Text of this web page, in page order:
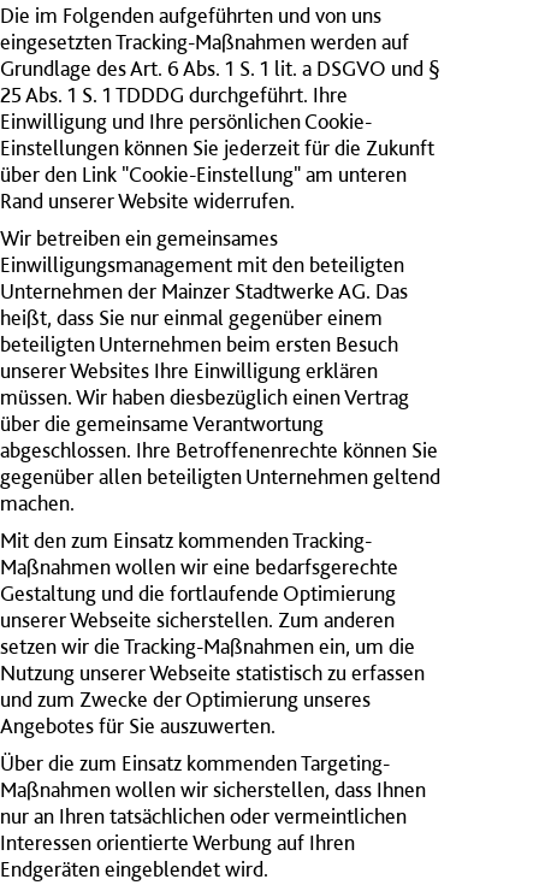
Die im Folgenden aufgeführten und von uns
eingesetzten Tracking-Maßnahmen werden auf
Grundlage des Art. 6 Abs. 1 S. 1 lit. a DSGVO und §
25 Abs. 1 S. 1 TDDDG durchgeführt. Ihre
Einwilligung und Ihre persönlichen Cookie-
Einstellungen können Sie jederzeit für die Zukunft
über den Link "Cookie-Einstellung" am unteren
Rand unserer Website widerrufen.
Wir betreiben ein gemeinsames
Einwilligungsmanagement mit den beteiligten
Unternehmen der Mainzer Stadtwerke AG. Das
heißt, dass Sie nur einmal gegenüber einem
beteiligten Unternehmen beim ersten Besuch
unserer Websites Ihre Einwilligung erklären
müssen. Wir haben diesbezüglich einen Vertrag
über die gemeinsame Verantwortung
abgeschlossen. Ihre Betroffenenrechte können Sie
gegenüber allen beteiligten Unternehmen geltend
machen.
Mit den zum Einsatz kommenden Tracking-
Maßnahmen wollen wir eine bedarfsgerechte
Gestaltung und die fortlaufende Optimierung
unserer Webseite sicherstellen. Zum anderen
setzen wir die Tracking-Maßnahmen ein, um die
Nutzung unserer Webseite statistisch zu erfassen
und zum Zwecke der Optimierung unseres
Angebotes für Sie auszuwerten.
Über die zum Einsatz kommenden Targeting-
Maßnahmen wollen wir sicherstellen, dass Ihnen
nur an Ihren tatsächlichen oder vermeintlichen
Interessen orientierte Werbung auf Ihren
Endgeräten eingeblendet wird.